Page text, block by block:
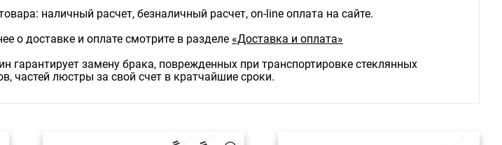
наличный расчет, безналичный расчет, on-line оплата на сайте.
о доставке и оплате смотрите в разделе «Доставка и оплата»
гарантирует замену брака, поврежденных при транспортировке стеклянных
частей люстры за свой счет в кратчайшие сроки.